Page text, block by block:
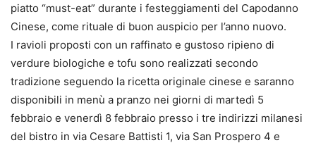
piatto “must-eat” durante i festeggiamenti del Capodanno
Cinese, come rituale di buon auspicio per l’anno nuovo.
I ravioli proposti con un raffinato e gustoso ripieno di
verdure biologiche e tofu sono realizzati secondo
tradizione seguendo la ricetta originale cinese e saranno
disponibili in menù a pranzo nei giorni di martedì 5
febbraio e venerdì 8 febbraio presso i tre indirizzi milanesi
del bistro in via Cesare Battisti 1, via San Prospero 4 e